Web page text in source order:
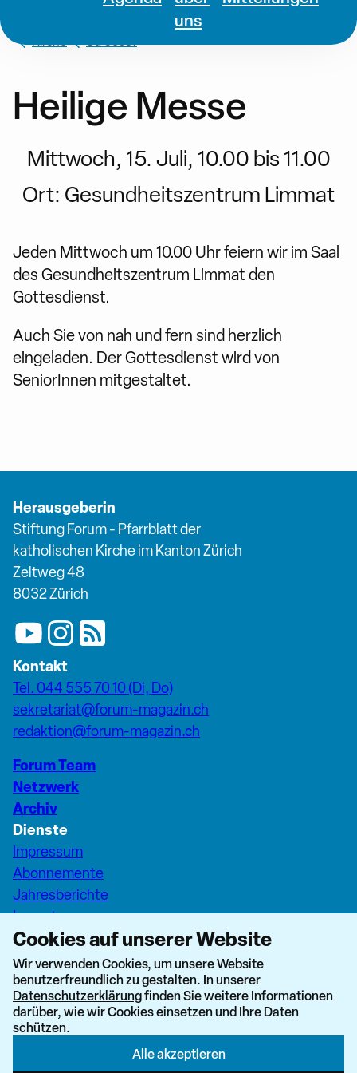
uns
Kirche St. Josef
Heilige Messe
Mittwoch, 15. Juli, 10.00 bis 11.00
Ort: Gesundheitszentrum Limmat
Jeden Mittwoch um 10.00 Uhr feiern wir im Saal
des Gesundheitszentrum Limmat den
Gottesdienst.
Auch Sie von nah und fern sind herzlich
eingeladen. Der Gottesdienst wird von
SeniorInnen mitgestaltet.
Herausgeberin
Stiftung Forum - Pfarrblatt der
katholischen Kirche im Kanton Zürich
Zeltweg 48
8032 Zürich
Kontakt
Tel. 044 555 70 10 (Di, Do)
sekretariat@forum-magazin.ch
redaktion@forum-magazin.ch
Forum Team
Netzwerk
Archiv
Dienste
Impressum
Abonnemente
Jahresberichte
Inserate
Pfarreiseiten Stadt Zürich
Dashboard Forum+
Cookies auf unserer Website
Wir verwenden Cookies, um unsere Website
benutzerfreundlich zu gestalten. In unserer
Datenschutzerklärungfinden Sie weitere Informationen
darüber, wie wir Cookies einsetzen und Ihre Daten
schützen.
Alle akzeptieren